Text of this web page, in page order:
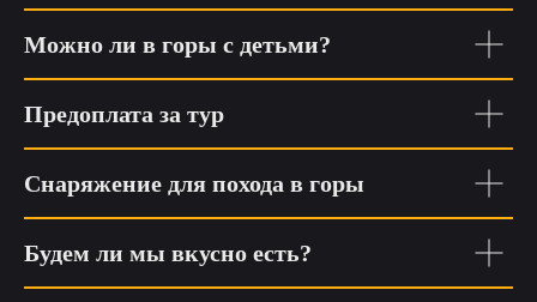
Можно ли в горы с детьми?
Предоплата за тур
Снаряжение для похода в горы
Будем ли мы вкусно есть?